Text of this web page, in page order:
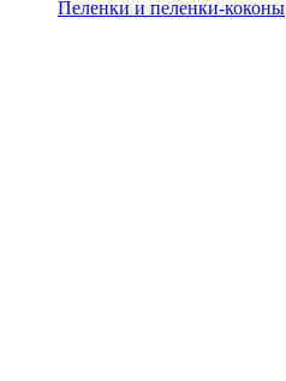
Пеленки и пеленки-коконы